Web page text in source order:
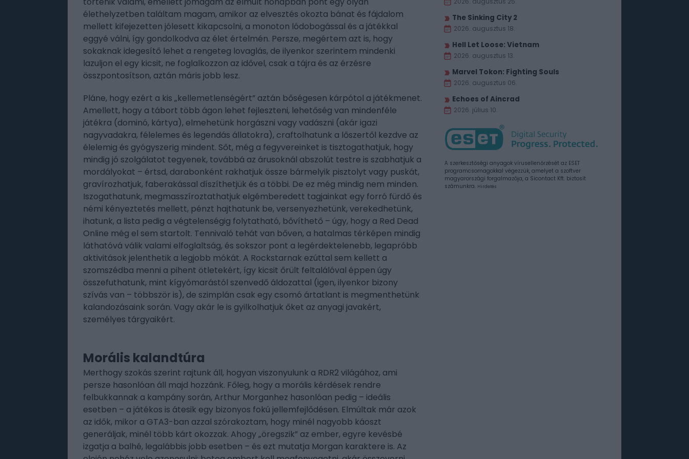
élethelyzetben találtam magam, amikor az elvesztés okozta bánat és fájdalom
mellett kifejezetten jólesett kikapcsolni, a monoton lódobogással és a játékkal
eggyé válni, így gondolkodva az élet értelmén. Persze, megértem azt is, hogy
sokaknak idegesítő lehet a rengeteg lovaglás, de ilyenkor szerintem mindenki
lazuljon el egy kicsit, ne foglalkozzon az idővel, csak a tájra és az érzésre
összpontosítson, aztán máris jobb lesz.
Pláne, hogy ezért a kis „kellemetlenségért” aztán bőségesen kárpótol a játékmenet.
Amellett, hogy a tábort több ágon lehet fejleszteni, lehetőség van mindenféle
játékra (dominó, kártya), elmehetünk horgászni vagy vadászni (akár igazi
nagyvadakra, félelemes és legendás állatokra), craftolhatunk a lőszertől kezdve az
élelemig és gyógyszerig mindent. Sőt, még a fegyvereinket is tisztogathatjuk, hogy
mindig jó szolgálatot tegyenek, továbbá az árusoknál abszolút testre is szabhatjuk a
mordályokat – értsd, darabonként rakhatjuk össze bármelyik pisztolyt vagy puskát,
gravírozhatjuk, faberakással díszíthetjük és a többi. De ez még mindig nem minden.
Iszogathatunk, megmasszíroztathatjuk elgémberedett tagjainkat egy forró fürdő és
némi kényeztetés mellett, pénzt hajthatunk be, versenyezhetünk, verekedhetünk,
ihatunk, a lista pedig a végtelenségig folytatható, bővíthető – úgy, hogy a Red Dead
Online még el sem startolt. Tennivaló tehát van bőven, a hatalmas térképen mindig
láthatóvá válik valami elfoglaltság, és sokszor pont a legérdektelenebb, legapróbb
aktivitások jelenthetik a legjobb mókát. A Rockstarnak ezúttal sem kellett a
szomszédba menni a pihent ötletekért, így kicsit őrült feltalálóval éppen úgy
összefuthatunk, mint kígyómarástól szenvedő áldozattal (igen, ilyenkor bizony
szívás van – többször is), de szimplán csak egy csomó ártatlant is megmenthetünk
kalandozásaink során. Vagy akár le is gyilkolhatjuk őket az anyagi javakért,
személyes tárgyaikért.
Morális kalandtúra
Merthogy szokás szerint rajtunk áll, hogyan viszonyulunk a RDR2 világához, ami
persze hasonlóan áll majd hozzánk. Főleg, hogy a morális kérdések rendre
felbukkannak a kampány során, Arthur Morganhez hasonlóan pedig – ideális
esetben – a játékos is átesik egy bizonyos fokú jellemfejlődésen. Elmúltak már azok
az idők, mikor a GTA3-ban azzal szórakoztam, hogy minél nagyobb káoszt
generáljak, minél több kárt okozzak. Ahogy „öregszik” az ember, egyre kevésbé
izgatja a balhé, legalábbis jobb esetben – és ezt mutatja Morgan karaktere is. Az
The Sinking City 2
2026. augusztus 18.
Hell Let Loose: Vietnam
2026. augusztus 13.
Marvel Tokon: Fighting Souls
2026. augusztus 06.
Echoes of Aincrad
2026. július 10.
A szerkesztőségi anyagok vírusellenőrzését az ESET
programcsomagokkal végezzük, amelyet a szoftver
magyarországi forgalmazója, a Sicontact Kft. biztosít
számunkra. Hirdetés